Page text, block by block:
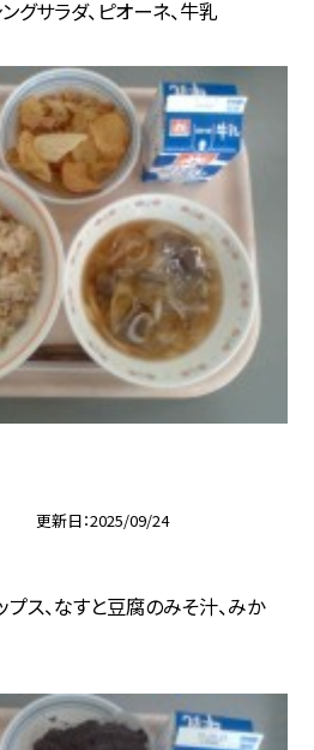
グサラダ、ピオーネ、牛乳
更新日 2025/09/24
ス、なすと豆腐のみそ汁、みか